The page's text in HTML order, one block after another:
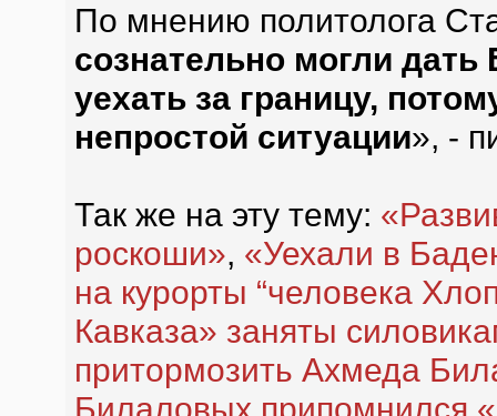
По мнению политолога
сознательно могли
уехать за границу,
непростой ситуации», -
Так же на эту тему:
роскоши», «Уехали в
на курорты “человека
Кавказа» заняты
притормозить Ахмеда
Билаловых припомнился